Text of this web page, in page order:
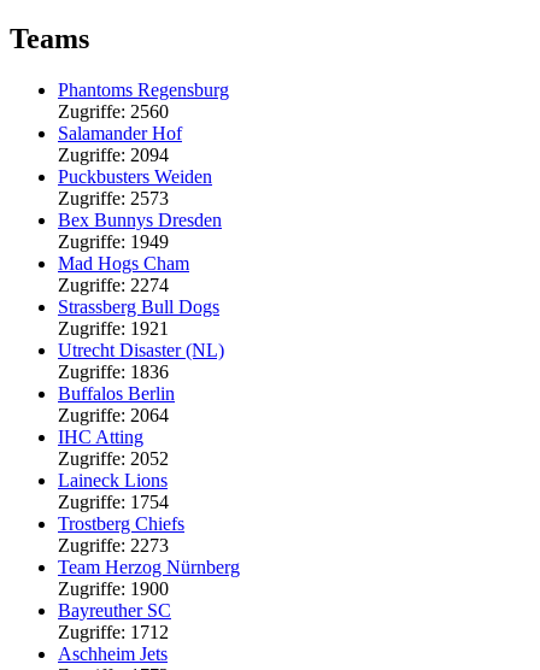
Teams
Phantoms Regensburg
Zugriffe: 2560
Salamander Hof
Zugriffe: 2094
Puckbusters Weiden
Zugriffe: 2573
Bex Bunnys Dresden
Zugriffe: 1949
Mad Hogs Cham
Zugriffe: 2274
Strassberg Bull Dogs
Zugriffe: 1921
Utrecht Disaster (NL)
Zugriffe: 1836
Buffalos Berlin
Zugriffe: 2064
IHC Atting
Zugriffe: 2052
Laineck Lions
Zugriffe: 1754
Trostberg Chiefs
Zugriffe: 2273
Team Herzog Nürnberg
Zugriffe: 1900
Bayreuther SC
Zugriffe: 1712
Aschheim Jets